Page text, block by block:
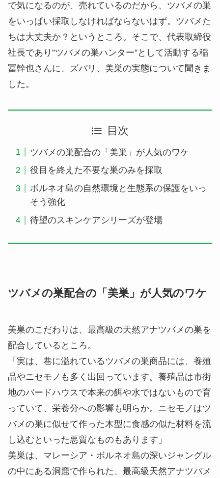
で気になるのが、売れているのだから、ツバメの巣
をいっぱい採取しなければならないはず。ツバメた
ちは大丈夫か？というところ。そこで、代表取締役
社長であり”ツバメの巣ハンター”として活動する稲
冨幹也さんに、ズバリ、美巣の実態について聞きま
した。
目次
ツバメの巣配合の「美巣」が人気のワケ
役目を終えた不要な巣のみを採取
ボルネオ島の自然環境と生態系の保護をいっ
そう強化
待望のスキンケアシリーズが登場
ツバメの巣配合の「美巣」が人気のワケ
美巣のこだわりは、最高級の天然アナツバメの巣を
配合しているところ。
「実は、巷に溢れているツバメの巣商品には、養殖
品やニセモノも多く出回っています。養殖品は市街
地のバードハウスで本来の餌や水ではないもので育
っていて、栄養分への影響も明らか。ニセモノはツ
バメの巣に似せて作った木型に食感の似た材料を流
し込むといった悪質なものもあります」
美巣は、マレーシア・ボルネオ島の深いジャングル
の中にある洞窟で作られた、最高級天然アナツバメ